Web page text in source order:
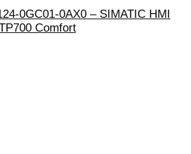
0GC01-0AX0 – SIMATIC HMI
Comfort